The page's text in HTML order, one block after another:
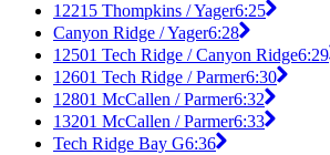
12215 Thompkins / Yager6:25
Canyon Ridge / Yager6:28
12501 Tech Ridge / Canyon Ridge6:29
12601 Tech Ridge / Parmer6:30
12801 McCallen / Parmer6:32
13201 McCallen / Parmer6:33
Tech Ridge Bay G6:36